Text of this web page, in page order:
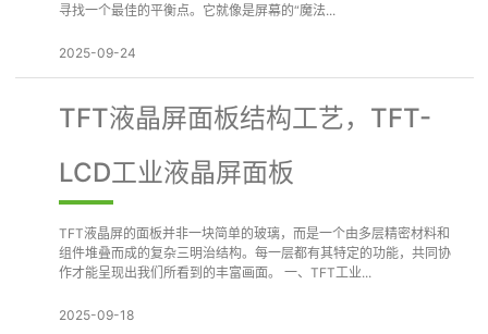
寻找一个最佳的平衡点。它就像是屏幕的“魔法...
2025-09-24
TFT液晶屏面板结构工艺，TFT-
LCD工业液晶屏面板
TFT液晶屏的面板并非一块简单的玻璃，而是一个由多层精密材料和
组件堆叠而成的复杂三明治结构。每一层都有其特定的功能，共同协
作才能呈现出我们所看到的丰富画面。 一、TFT工业...
2025-09-18